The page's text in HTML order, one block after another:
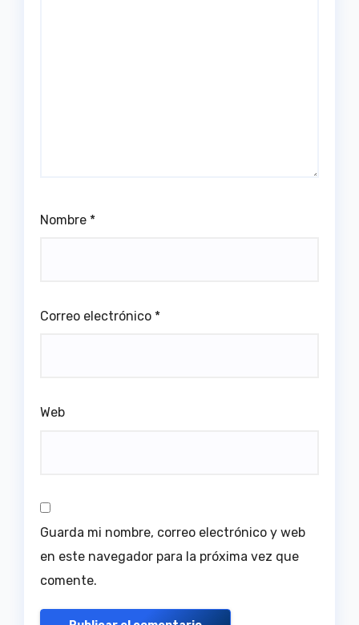
Nombre *
Correo electrónico *
Web
Guarda mi nombre, correo electrónico y web
en este navegador para la próxima vez que
comente.